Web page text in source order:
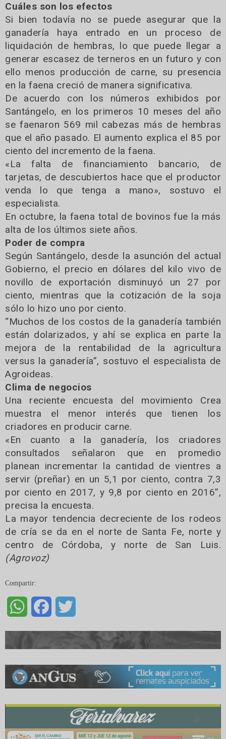
Cuáles son los efectos
Si bien todavía no se puede asegurar que la
ganadería haya entrado en un proceso de
liquidación de hembras, lo que puede llegar a
generar escasez de terneros en un futuro y con
ello menos producción de carne, su presencia
en la faena creció de manera significativa.
De acuerdo con los números exhibidos por
Santángelo, en los primeros 10 meses del año
se faenaron 569 mil cabezas más de hembras
que el año pasado. El aumento explica el 85 por
ciento del incremento de la faena.
«La falta de financiamiento bancario, de
tarjetas, de descubiertos hace que el productor
venda lo que tenga a mano», sostuvo el
especialista.
En octubre, la faena total de bovinos fue la más
alta de los últimos siete años.
Poder de compra
Según Santángelo, desde la asunción del actual
Gobierno, el precio en dólares del kilo vivo de
novillo de exportación disminuyó un 27 por
ciento, mientras que la cotización de la soja
sólo lo hizo uno por ciento.
“Muchos de los costos de la ganadería también
están dolarizados, y ahí se explica en parte la
mejora de la rentabilidad de la agricultura
versus la ganadería”, sostuvo el especialista de
Agroideas.
Clima de negocios
Una reciente encuesta del movimiento Crea
muestra el menor interés que tienen los
criadores en producir carne.
«En cuanto a la ganadería, los criadores
consultados señalaron que en promedio
planean incrementar la cantidad de vientres a
servir (preñar) en un 5,1 por ciento, contra 7,3
por ciento en 2017, y 9,8 por ciento en 2016”,
precisa la encuesta.
La mayor tendencia decreciente de los rodeos
de cría se da en el norte de Santa Fe, norte y
centro de Córdoba, y norte de San Luis.
(Agrovoz)
Compartir:
WhatsAppFacebook